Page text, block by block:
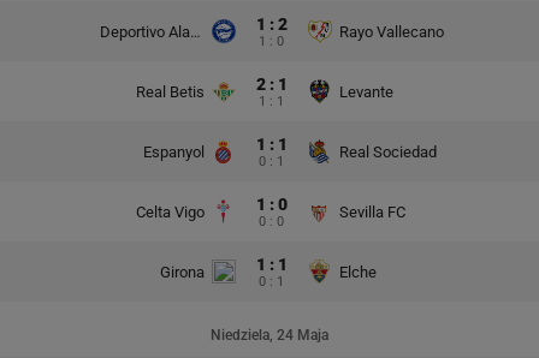
Deportivo Alaves 1 : 2
1 : 0
Rayo Vallecano
Real Betis 2 : 1
1 : 1
Levante
Espanyol 1 : 1
0 : 1
Real Sociedad
Celta Vigo 1 : 0
0 : 0
Sevilla FC
Girona 1 : 1
0 : 1
Elche
Niedziela, 24 Maja